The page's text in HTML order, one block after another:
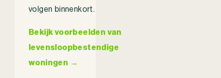
volgen binnenkort.
Bekijk voorbeelden van
levensloopbestendige
woningen →